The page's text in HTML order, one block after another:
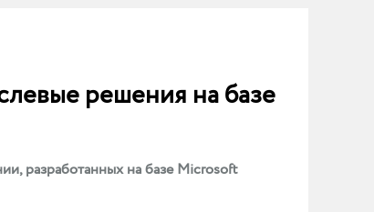
решения на базе
разработанных на базе Microsoft